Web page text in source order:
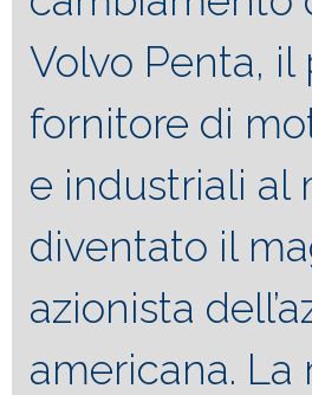
Volvo Penta, il
fornitore di
e industriali al
diventato il
azionista
americana. La